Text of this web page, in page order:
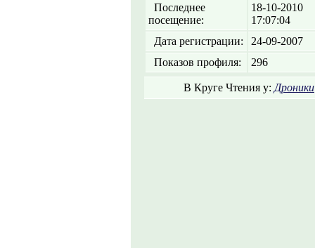
Последнее
посещение:
18-10-2010
17:07:04
Дата регистрации:
24-09-2007
Показов профиля:
296
В Круге Чтения у: Дроники